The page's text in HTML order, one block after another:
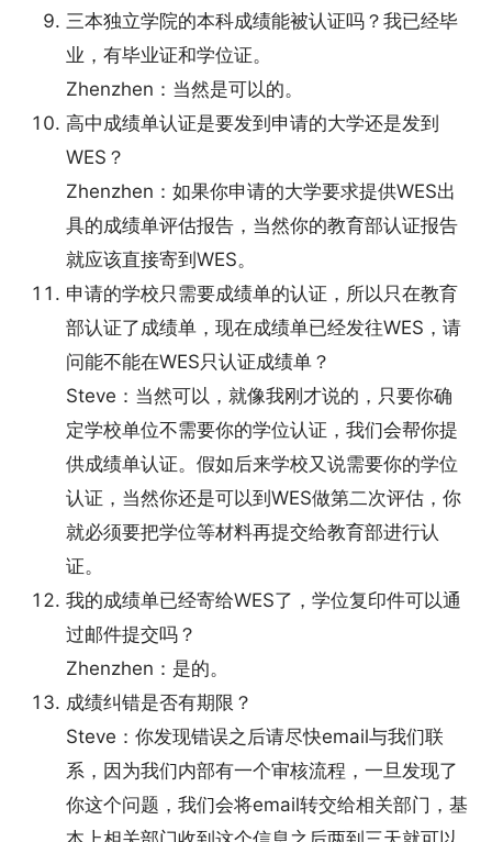
三本独立学院的本科成绩能被认证吗？我已经毕
业，有毕业证和学位证。
Zhenzhen：当然是可以的。
高中成绩单认证是要发到申请的大学还是发到
WES？
Zhenzhen：如果你申请的大学要求提供WES出
具的成绩单评估报告，当然你的教育部认证报告
就应该直接寄到WES。
申请的学校只需要成绩单的认证，所以只在教育
部认证了成绩单，现在成绩单已经发往WES，请
问能不能在WES只认证成绩单？
Steve：当然可以，就像我刚才说的，只要你确
定学校单位不需要你的学位认证，我们会帮你提
供成绩单认证。假如后来学校又说需要你的学位
认证，当然你还是可以到WES做第二次评估，你
就必须要把学位等材料再提交给教育部进行认
证。
我的成绩单已经寄给WES了，学位复印件可以通
过邮件提交吗？
Zhenzhen：是的。
成绩纠错是否有期限？
Steve：你发现错误之后请尽快email与我们联
系，因为我们内部有一个审核流程，一旦发现了
你这个问题，我们会将email转交给相关部门，基